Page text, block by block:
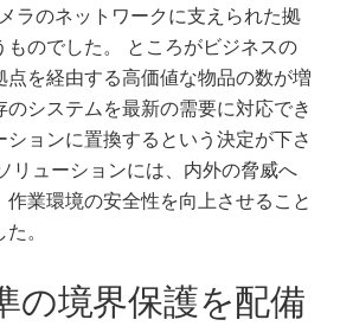
ラのネットワークに支えられた拠
ものでした。 ところがビジネスの
を経由する高価値な物品の数が増
システムを最新の需要に対応でき
ションに置換するという決定が下さ
リューションには、内外の脅威へ
業環境の安全性を向上させること
。
の境界保護を配備